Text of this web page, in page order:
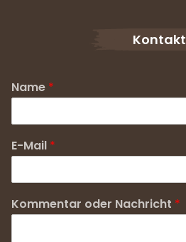
Kontakt
Name *
E-Mail *
Kommentar oder Nachricht *